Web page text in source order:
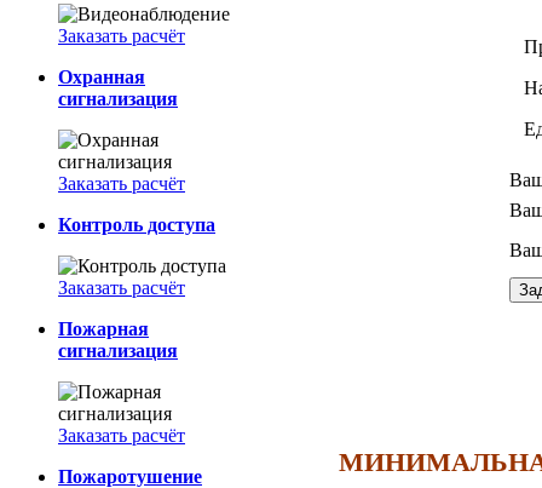
Заказать расчёт
Охранная
сигнализация
Заказать расчёт
Контроль доступа
Заказать расчёт
Пожарная
сигнализация
Заказать расчёт
Пожаротушение